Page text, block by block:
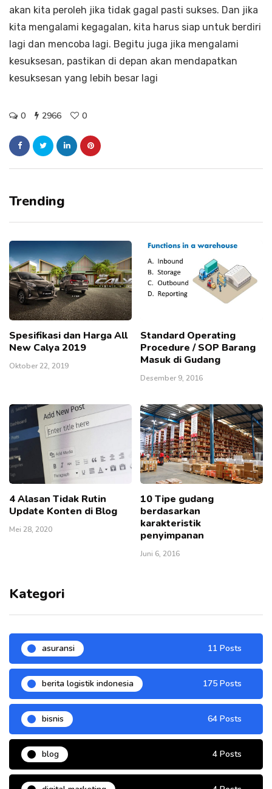
akan kita peroleh jika tidak gagal pasti sukses. Dan jika
kita mengalami kegagalan, kita harus siap untuk berdiri
lagi dan mencoba lagi. Begitu juga jika mengalami
kesuksesan, pastikan di depan akan mendapatkan
kesuksesan yang lebih besar lagi
0 2966 0
Trending
Spesifikasi dan Harga All
New Calya 2019
Oktober 22, 2019
Standard Operating
Procedure / SOP Barang
Masuk di Gudang
Desember 9, 2016
4 Alasan Tidak Rutin
Update Konten di Blog
Mei 28, 2020
10 Tipe gudang
berdasarkan
karakteristik
penyimpanan
Juni 6, 2016
Kategori
asuransi 11 Posts
berita logistik indonesia 175 Posts
bisnis 64 Posts
blog 4 Posts